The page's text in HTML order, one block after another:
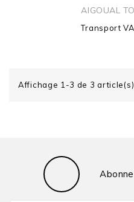
AIGOUAL
Transport
Affichage 1-3 de 3 article(s)